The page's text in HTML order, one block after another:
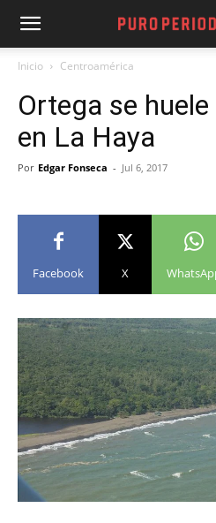
Inicio Centroamérica
Ortega se
en La Haya
Por Edgar Fonseca - Jul 6, 2017
Facebook X